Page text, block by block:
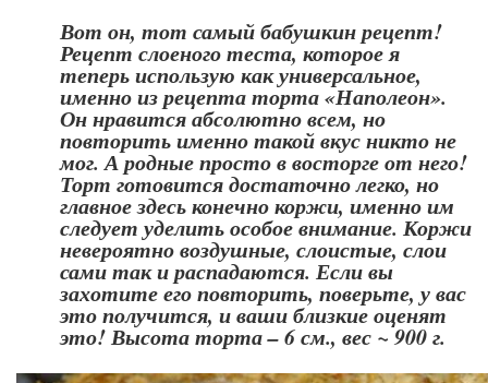
Вот он, тот самый бабушкин рецепт!
Рецепт слоеного теста, которое я
теперь использую как универсальное,
именно из рецепта торта «Наполеон».
Он нравится абсолютно всем, но
повторить именно такой вкус никто не
мог. А родные просто в восторге от него!
Торт готовится достаточно легко, но
главное здесь конечно коржи, именно им
следует уделить особое внимание. Коржи
невероятно воздушные, слоистые, слои
сами так и распадаются. Если вы
захотите его повторить, поверьте, у вас
это получится, и ваши близкие оценят
это! Высота торта – 6 см., вес ~ 900 г.